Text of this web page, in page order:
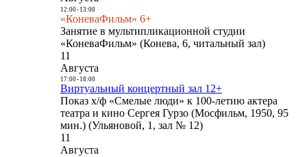
12:00- 13:00
«КоневаФильм» 6+
Занятие в мультипликационной студии
«КоневаФильм» (Конева, 6, читальный зал)
11
Августа
17:00- 18:00
Виртуальный концертный зал 12+
Показ х/ф «Смелые люди» к 100-летию актера
театра и кино Сергея Гурзо (Мосфильм, 1950, 95
мин.) (Ульяновой, 1, зал № 12)
11
Августа